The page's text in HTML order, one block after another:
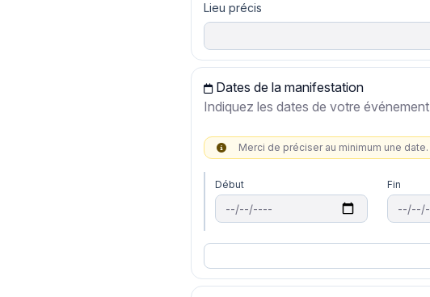
Lieu précis
Dates de la manifestation
Indiquez les dates de votre événement
Merci de préciser au minimum une date.
Début Fin